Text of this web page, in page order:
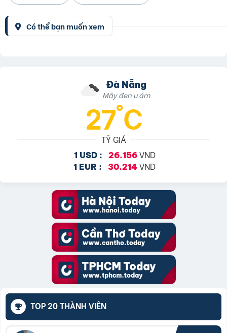
Có thể bạn muốn xem
Đà Nẵng
Mây đen u ám
27°C
TỶ GIÁ
1 USD : 26.156VND
1 EUR : 30.214 VND
TOP 20 THÀNH VIÊN